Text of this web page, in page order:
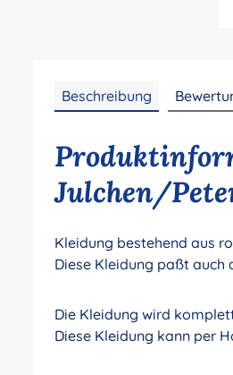
Beschreibung
Julchen/
Kleidung bestehend aus
Diese Kleidung paßt auch
Die Kleidung wird
Diese Kleidung kann per